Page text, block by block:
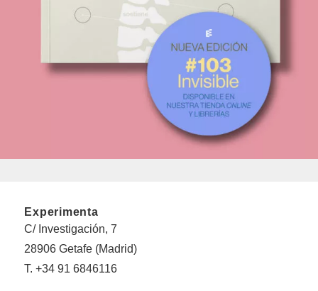
Experimenta
C/ Investigación, 7
28906 Getafe (Madrid)
T. +34 91 6846116